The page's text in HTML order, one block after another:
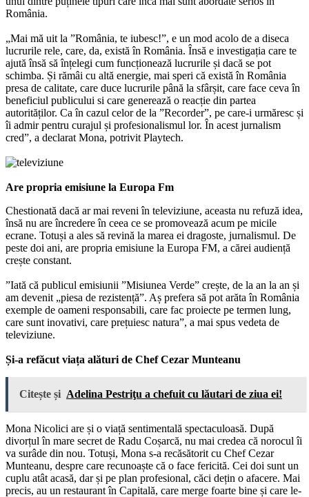
România.
„Mai mă uit la ”România, te iubesc!”, e un mod acolo de a diseca
lucrurile rele, care, da, există în România. Însă e investigația care te
ajută însă să înțelegi cum funcționează lucrurile și dacă se pot
schimba. Și rămâi cu altă energie, mai speri că există în România
presa de calitate, care duce lucrurile până la sfârșit, care face ceva în
beneficiul publicului si care generează o reacție din partea
autorităților. Ca în cazul celor de la ”Recorder”, pe care-i urmăresc și
îi admir pentru curajul și profesionalismul lor. În acest jurnalism
cred”, a declarat Mona, potrivit Playtech.
Are propria emisiune la Europa Fm
Chestionată dacă ar mai reveni în televiziune, aceasta nu refuză idea,
însă nu are încredere în ceea ce se promovează acum pe micile
ecrane. Totuși a ales să revină la marea ei dragoste, jurnalismul. De
peste doi ani, are propria emisiune la Europa FM, a cărei audiență
crește constant.
”Iată că publicul emisiunii ”Misiunea Verde” crește, de la an la an și
am devenit „piesa de rezistență”. Aș prefera să pot arăta în România
exemple de oameni responsabili, care fac proiecte pe termen lung,
care sunt inovativi, care prețuiesc natura”, a mai spus vedeta de
televiziune.
Și-a refăcut viața alături de Chef Cezar Munteanu
Citește și Adelina Pestriţu a chefuit cu lăutari de ziua ei!
Mona Nicolici are și o viață sentimentală spectaculoasă. După
divorțul în mare secret de Radu Coșarcă, nu mai credea că norocul îi
va surâde din nou. Totuși, Mona s-a recăsătorit cu Chef Cezar
Munteanu, despre care recunoaște că o face fericită. Cei doi sunt un
cuplu atât acasă, dar și pe plan profesional, căci dețin o afacere. Mai
precis, au un restaurant în Capitală, care merge foarte bine și care le-